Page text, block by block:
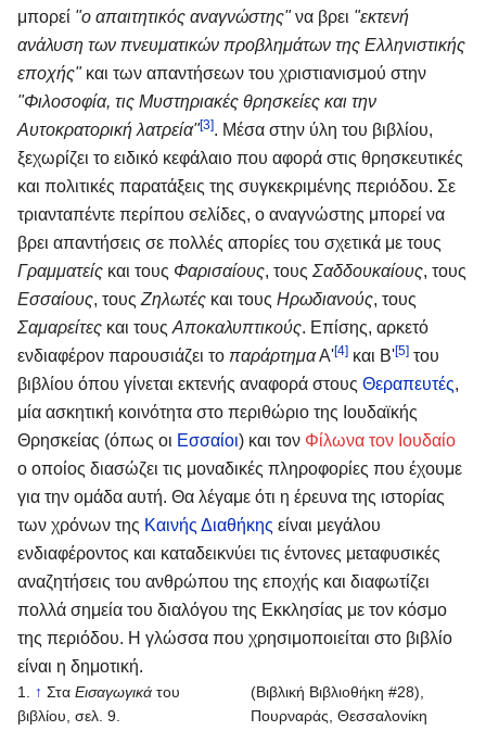
μπορεί "ο απαιτητικός αναγνώστης"να βρει "εκτενή
ανάλυση των πνευματικών προβλημάτων της Ελληνιστικής
εποχής"και των απαντήσεων του χριστιανισμού στην
"Φιλοσοφία, τις Μυστηριακές θρησκείες και την
Αυτοκρατορική λατρεία"[3]. Μέσα στην ύλη του βιβλίου,
ξεχωρίζει το ειδικό κεφάλαιο που αφορά στις θρησκευτικές
και πολιτικές παρατάξεις της συγκεκριμένης περιόδου. Σε
τριανταπέντε περίπου σελίδες, ο αναγνώστης μπορεί να
βρει απαντήσεις σε πολλές απορίες του σχετικά με τους
Γραμματείς και τους Φαρισαίους, τους Σαδδουκαίους, τους
Εσσαίους, τους Ζηλωτές και τους Ηρωδιανούς, τους
Σαμαρείτες και τους Αποκαλυπτικούς. Επίσης, αρκετό
ενδιαφέρον παρουσιάζει το παράρτημαΑ'[4] και Β'[5] του
βιβλίου όπου γίνεται εκτενής αναφορά στους Θεραπευτές,
μία ασκητική κοινότητα στο περιθώριο της Ιουδαϊκής
Θρησκείας (όπως οι Εσσαίοι) και τον Φίλωνα τον Ιουδαίο
ο οποίος διασώζει τις μοναδικές πληροφορίες που έχουμε
για την ομάδα αυτή. Θα λέγαμε ότι η έρευνα της ιστορίας
των χρόνων της Καινής Διαθήκης είναι μεγάλου
ενδιαφέροντος και καταδεικνύει τις έντονες μεταφυσικές
αναζητήσεις του ανθρώπου της εποχής και διαφωτίζει
πολλά σημεία του διαλόγου της Εκκλησίας με τον κόσμο
της περιόδου. Η γλώσσα που χρησιμοποιείται στο βιβλίο
είναι η δημοτική.
↑ Στα Εισαγωγικά του
βιβλίου, σελ. 9.
(Βιβλική Βιβλιοθήκη #28),
Πουρναράς, Θεσσαλονίκη